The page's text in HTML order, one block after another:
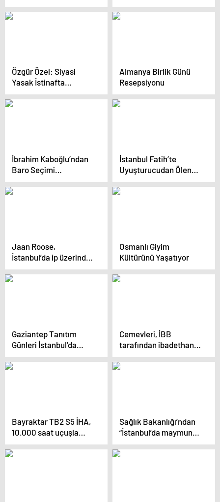
acımasız davranmış!
Yeşilçam’ın utangaç
İstanbul’da Gerçekleşti
Özgür Özel: Siyasi
Yasak İstinafta
Onanacak Ama
Yargıtay Aşaması
Almanya Birlik Günü
Resepsiyonu
İbrahim Kaboğlu’ndan
Baro Seçimi
Açıklamaları
İstanbul Fatih’te
Uyuşturucudan Ölen
Kadın Bulundu
Jaan Roose,
İstanbul’da ip üzerinde
yürüyerek Asya’dan
Avrupa’ya geçti
Osmanlı Giyim
Kültürünü Yaşatıyor
Gaziantep Tanıtım
Günleri İstanbul’da
Renkli Görüntülere
Sahne Oldu
Cemevleri, İBB
tarafından ibadethane
olarak kabul edildi!
Bayraktar TB2 S5 İHA,
10.000 saat uçuşla
emekliye ayrıldı
Sağlık Bakanlığı’ndan
“İstanbul’da maymun
çiçeği vakası”
iddialarına ilişkin